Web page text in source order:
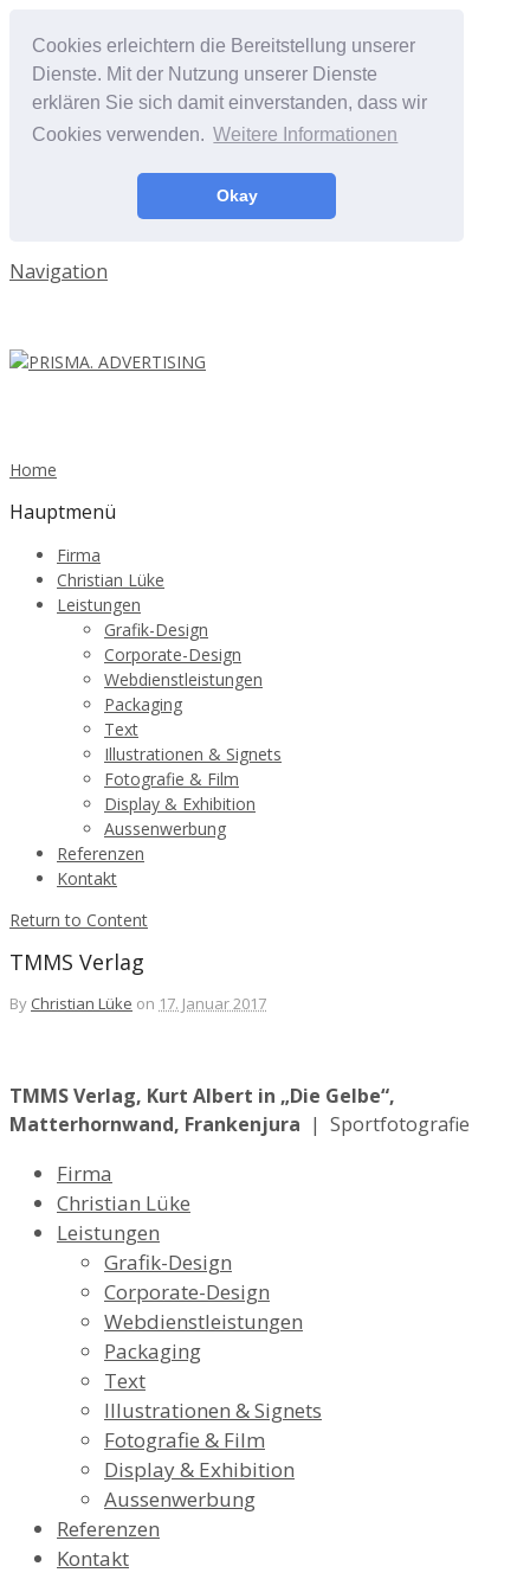
Cookies erleichtern die Bereitstellung unserer
Dienste. Mit der Nutzung unserer Dienste
erklären Sie sich damit einverstanden, dass wir
Cookies verwenden. Weitere Informationen
Okay
Navigation
Home
Hauptmenü
Firma
Christian Lüke
Leistungen
Grafik-Design
Corporate-Design
Webdienstleistungen
Packaging
Text
Illustrationen & Signets
Fotografie & Film
Display & Exhibition
Aussenwerbung
Referenzen
Kontakt
Return to Content
TMMS Verlag
By Christian Lüke on 17. Januar 2017
TMMS Verlag, Kurt Albert in „Die Gelbe“,
Matterhornwand, Frankenjura | Sportfotografie
Firma
Christian Lüke
Leistungen
Grafik-Design
Corporate-Design
Webdienstleistungen
Packaging
Text
Illustrationen & Signets
Fotografie & Film
Display & Exhibition
Aussenwerbung
Referenzen
Kontakt